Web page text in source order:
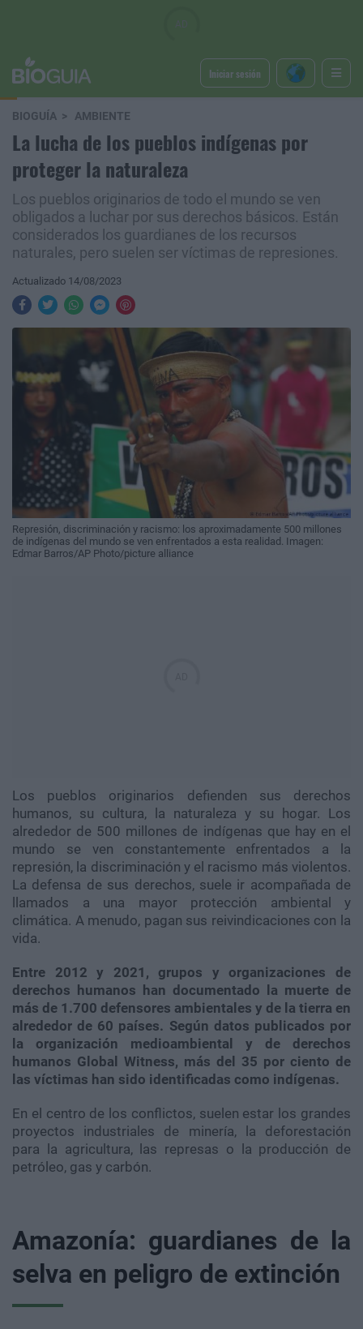
Iniciar sesión
BIOGUÍA AMBIENTE
La lucha de los pueblos indígenas por
proteger la naturaleza
Los pueblos originarios de todo el mundo se ven
obligados a luchar por sus derechos básicos. Están
considerados los guardianes de los recursos
naturales, pero suelen ser víctimas de represiones.
Actualizado 14/08/2023
Represión, discriminación y racismo: los aproximadamente 500 millones
de indígenas del mundo se ven enfrentados a esta realidad. Imagen:
Edmar Barros/AP Photo/picture alliance
Los pueblos originarios defienden sus derechos
humanos, su cultura, la naturaleza y su hogar. Los
alrededor de 500 millones de indígenas que hay en el
mundo se ven constantemente enfrentados a la
represión, la discriminación y el racismo más violentos.
La defensa de sus derechos, suele ir acompañada de
llamados a una mayor protección ambiental y
climática. A menudo, pagan sus reivindicaciones con la
vida.
Entre 2012 y 2021, grupos y organizaciones de
derechos humanos han documentado la muerte de
más de 1.700 defensores ambientales y de la tierra en
alrededor de 60 países. Según datos publicados por
la organización medioambiental y de derechos
humanos Global Witness, más del 35 por ciento de
las víctimas han sido identificadas como indígenas.
En el centro de los conflictos, suelen estar los grandes
proyectos industriales de minería, la deforestación
para la agricultura, las represas o la producción de
petróleo, gas y carbón.
Amazonía: guardianes de la
selva en peligro de extinción